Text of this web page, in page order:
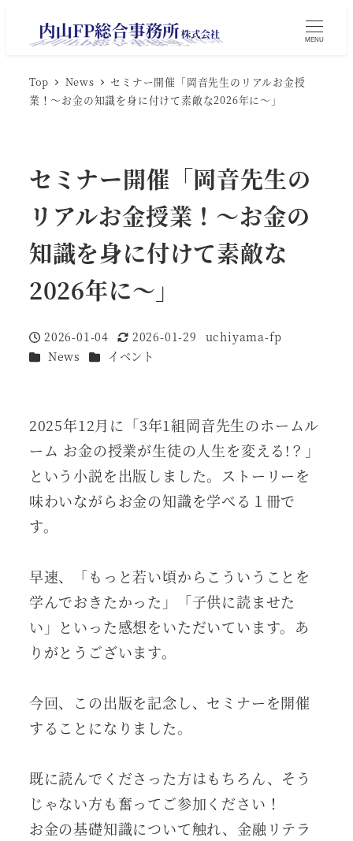
MENU
Top News
セミナー開催「岡音先生のリアルお金授
業！～お金の知識を身に付けて素敵な2026年に～」
セミナー開催「岡音先生の
リアルお金授業！～お金の
知識を身に付けて素敵な
2026年に～」
投稿日
2026-01-04
更新日
2026-01-29
著
uchiyama-fp
カテゴリー
News カテゴリー
イベント
2025年12月に「3年1組岡音先生のホームル
ーム お金の授業が生徒の人生を変える!？」
という小説を出版しました。ストーリーを
味わいながらお金の知識を学べる１冊で
す。
早速、「もっと若い頃からこういうことを
学んでおきたかった」「子供に読ませた
い」といった感想をいただいています。あ
りがとうございます。
今回、この出版を記念し、セミナーを開催
することになりました。
既に読んでくださった方はもちろん、そう
じゃない方も奮ってご参加ください！
お金の基礎知識について触れ、金融リテラ